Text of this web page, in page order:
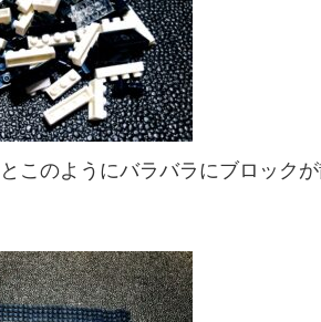
このようにバラバラにブロック